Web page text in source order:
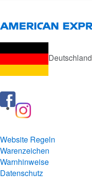
Deutschland
Website Regeln
Warenzeichen
Warnhinweise
Datenschutz